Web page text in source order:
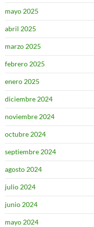
mayo 2025
abril 2025
marzo 2025
febrero 2025
enero 2025
diciembre 2024
noviembre 2024
octubre 2024
septiembre 2024
agosto 2024
julio 2024
junio 2024
mayo 2024